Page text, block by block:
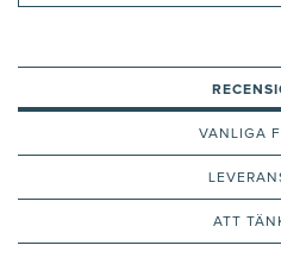
VANLIGA
ATT